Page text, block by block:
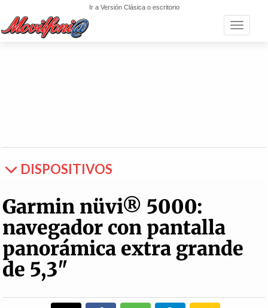
Ir a Versión Clásica o escritorio
Toggle
DISPOSITIVOS
Garmin nüvi® 5000:
navegador con pantalla
panorámica extra grande
de 5,3"